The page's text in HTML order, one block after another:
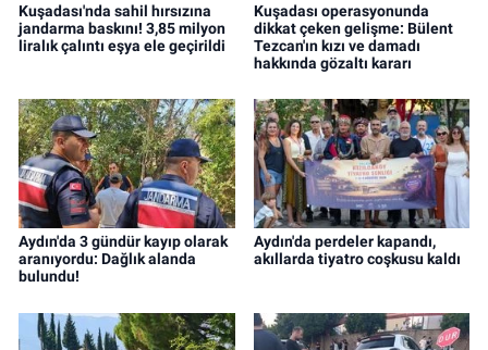
Kuşadası'nda sahil hırsızına
jandarma baskını! 3,85 milyon
liralık çalıntı eşya ele geçirildi
Kuşadası operasyonunda
dikkat çeken gelişme: Bülent
Tezcan'ın kızı ve damadı
hakkında gözaltı kararı
Aydın'da 3 gündür kayıp olarak
aranıyordu: Dağlık alanda
bulundu!
Aydın'da perdeler kapandı,
akıllarda tiyatro coşkusu kaldı